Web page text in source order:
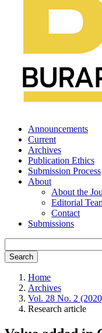
Announcements
Current
Archives
Publication Ethics
Submission Process
About
About the
Editorial
Contact
Submissions
Search
Home
Archives
Vol. 28 No. 2
Research article